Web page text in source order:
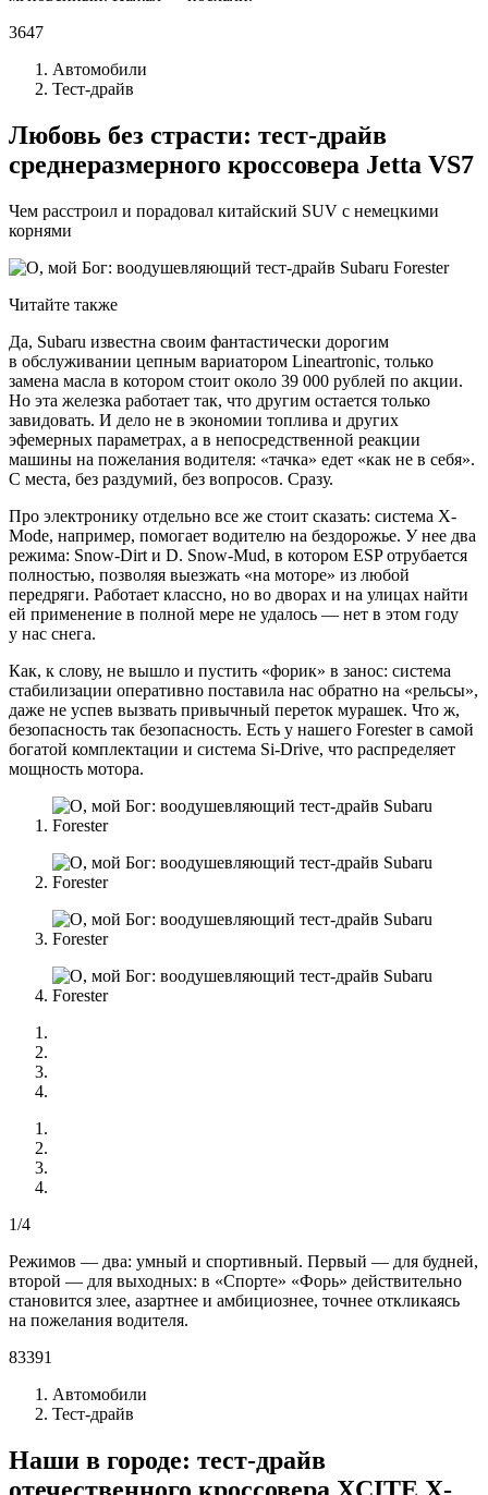
3647
Автомобили
Тест-драйв
Любовь без страсти: тест-драйв
среднеразмерного кроссовера Jetta VS7
Чем расстроил и порадовал китайский SUV с немецкими
корнями
Читайте также
Да, Subaru известна своим фантастически дорогим
в обслуживании цепным вариатором Lineartronic, только
замена масла в котором стоит около 39 000 рублей по акции.
Но эта железка работает так, что другим остается только
завидовать. И дело не в экономии топлива и других
эфемерных параметрах, а в непосредственной реакции
машины на пожелания водителя: «тачка» едет «как не в себя».
С места, без раздумий, без вопросов. Сразу.
Про электронику отдельно все же стоит сказать: система X-
Mode, например, помогает водителю на бездорожье. У нее два
режима: Snow-Dirt и D. Snow-Mud, в котором ESP отрубается
полностью, позволяя выезжать «на моторе» из любой
передряги. Работает классно, но во дворах и на улицах найти
ей применение в полной мере не удалось — нет в этом году
у нас снега.
Как, к слову, не вышло и пустить «форик» в занос: система
стабилизации оперативно поставила нас обратно на «рельсы»,
даже не успев вызвать привычный переток мурашек. Что ж,
безопасность так безопасность. Есть у нашего Forester в самой
богатой комплектации и система Si-Drive, что распределяет
мощность мотора.
1/4
Режимов — два: умный и спортивный. Первый — для будней,
второй — для выходных: в «Спорте» «Форь» действительно
становится злее, азартнее и амбициознее, точнее откликаясь
на пожелания водителя.
83391
Автомобили
Тест-драйв
Наши в городе: тест-драйв